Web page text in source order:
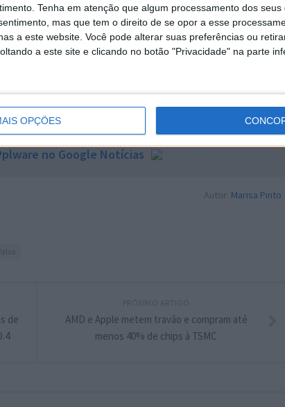
Tenha em atenção que algum processamento dos
mas que tem o direito de se opor a esse
a este website. Você pode alterar suas preferências ou
a este site e clicando no botão "Privacidade" na parte
OPÇÕES
o site oficial da empresa é
no Google Notícias
Autor: Marisa Pinto
AMD e Apple metem travão e compram até
menos 40% de chips à TSMC
de